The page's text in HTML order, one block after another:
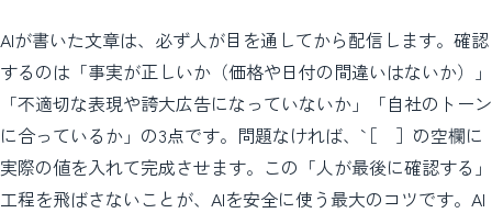
AIが書いた文章は、必ず人が目を通してから配信します。確認
するのは「事実が正しいか（価格や日付の間違いはないか）」
「不適切な表現や誇大広告になっていないか」「自社のトーン
に合っているか」の3点です。問題なければ、`［ ］`の空欄に
実際の値を入れて完成させます。この「人が最後に確認する」
工程を飛ばさないことが、AIを安全に使う最大のコツです。AI